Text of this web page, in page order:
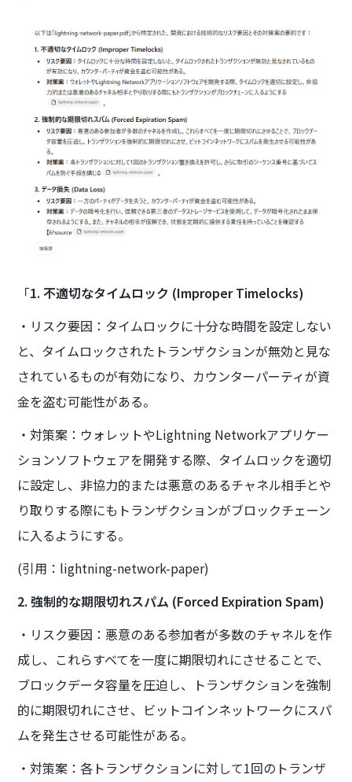
「1. 不適切なタイムロック (Improper Timelocks)
・リスク要因：タイムロックに十分な時間を設定しない
と、タイムロックされたトランザクションが無効と見な
されているものが有効になり、カウンターパーティが資
金を盗む可能性がある。
・対策案：ウォレットやLightning Networkアプリケー
ションソフトウェアを開発する際、タイムロックを適切
に設定し、非協力的または悪意のあるチャネル相手とや
り取りする際にもトランザクションがブロックチェーン
に入るようにする。
(引用：lightning-network-paper)
2. 強制的な期限切れスパム (Forced Expiration Spam)
・リスク要因：悪意のある参加者が多数のチャネルを作
成し、これらすべてを一度に期限切れにさせることで、
ブロックデータ容量を圧迫し、トランザクションを強制
的に期限切れにさせ、ビットコインネットワークにスパ
ムを発生させる可能性がある。
・対策案：各トランザクションに対して1回のトランザ